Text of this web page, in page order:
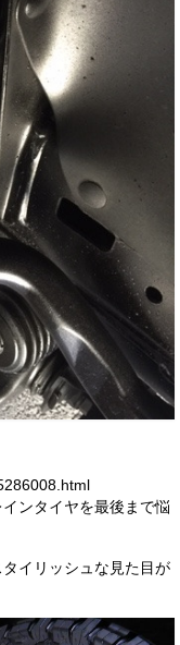
ンタイヤを最後まで悩
イリッシュな見た目が